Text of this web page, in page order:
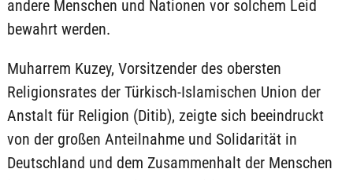
andere Menschen und Nationen vor solchem Leid
bewahrt werden.
Muharrem Kuzey, Vorsitzender des obersten
Religionsrates der Türkisch-Islamischen Union der
Anstalt für Religion (Ditib), zeigte sich beeindruckt
von der großen Anteilnahme und Solidarität in
Deutschland und dem Zusammenhalt der Menschen